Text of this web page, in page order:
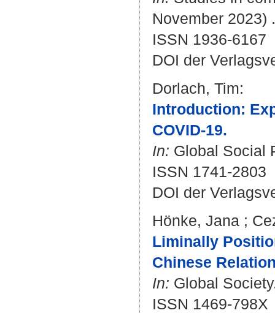
November 2023)
ISSN 1936-6167
DOI der
Dorlach, Tim:
Introduction:
COVID-19.
In: Global Social
ISSN 1741-2803
DOI der
Hönke, Jana ;
Liminally
Chinese
In: Global
ISSN 1469-798X